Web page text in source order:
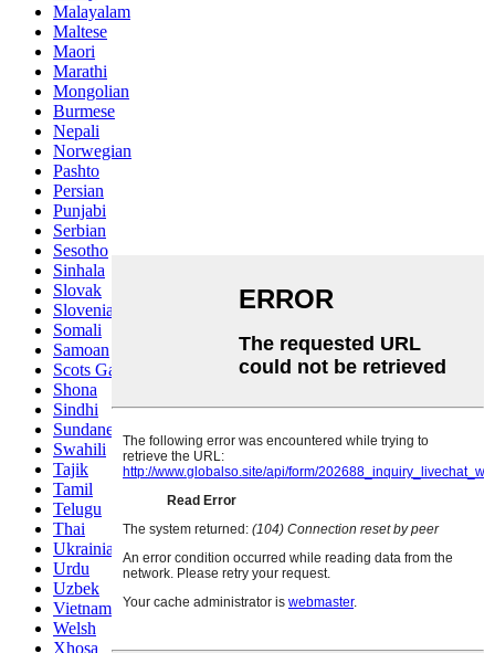
Malayalam
Maltese
Maori
Marathi
Mongolian
Burmese
Nepali
Norwegian
Pashto
Persian
Punjabi
Serbian
Sesotho
Sinhala
Slovak
Slovenian
Somali
Samoan
Scots Gaelic
Shona
Sindhi
Sundanese
Swahili
Tajik
Tamil
Telugu
Thai
Ukrainian
Urdu
Uzbek
Vietnamese
Welsh
Xhosa